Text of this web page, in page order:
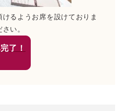
るようお席を設けておりま
い。
了！